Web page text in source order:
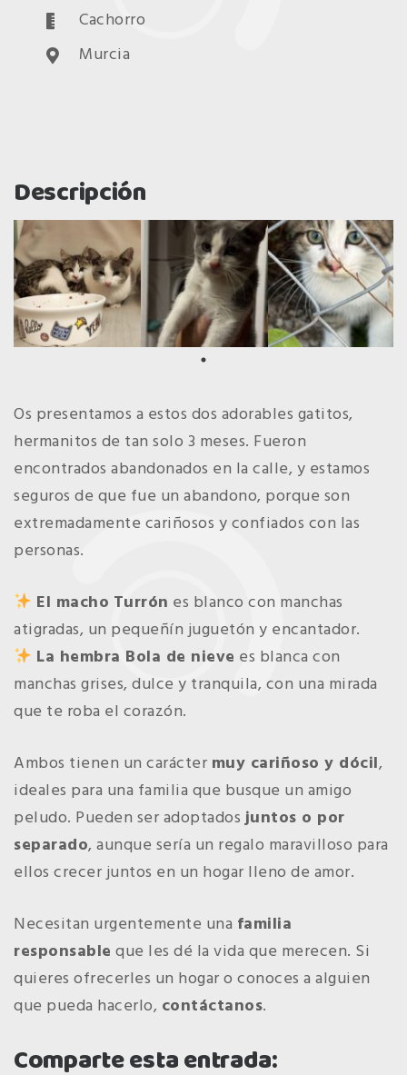
Cachorro
Murcia
Descripción
Os presentamos a estos dos adorables gatitos,
hermanitos de tan solo 3 meses. Fueron
encontrados abandonados en la calle, y estamos
seguros de que fue un abandono, porque son
extremadamente cariñosos y confiados con las
personas.
El macho Turrón es blanco con manchas
atigradas, un pequeñín juguetón y encantador.
La hembra Bola de nieve es blanca con
manchas grises, dulce y tranquila, con una mirada
que te roba el corazón.
Ambos tienen un carácter muy cariñoso y dócil,
ideales para una familia que busque un amigo
peludo. Pueden ser adoptadosjuntos o por
separado, aunque sería un regalo maravilloso para
ellos crecer juntos en un hogar lleno de amor.
Necesitan urgentemente una familia
responsable que les dé la vida que merecen. Si
quieres ofrecerles un hogar o conoces a alguien
que pueda hacerlo, contáctanos.
Comparte esta entrada: